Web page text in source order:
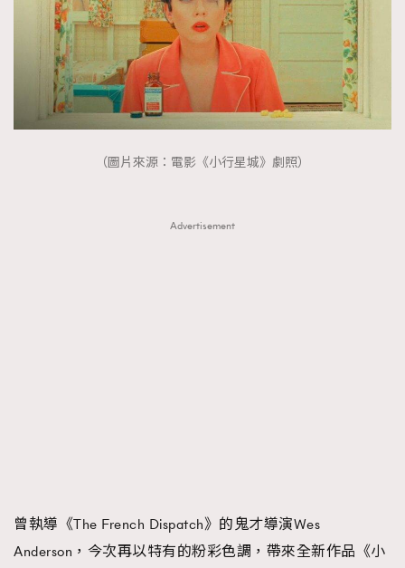
（圖片來源：電影《小行星城》劇照）
Advertisement
曾執導《The French Dispatch》的鬼才導演Wes
Anderson，今次再以特有的粉彩色調，帶來全新作品《小